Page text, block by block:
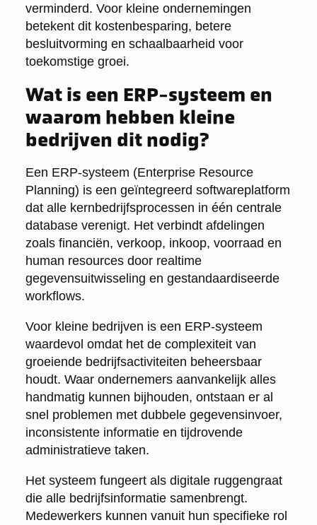
verminderd. Voor kleine ondernemingen
betekent dit kostenbesparing, betere
besluitvorming en schaalbaarheid voor
toekomstige groei.
Wat is een ERP-systeem en
waarom hebben kleine
bedrijven dit nodig?
Een ERP-systeem (Enterprise Resource
Planning) is een geïntegreerd softwareplatform
dat alle kernbedrijfsprocessen in één centrale
database verenigt. Het verbindt afdelingen
zoals financiën, verkoop, inkoop, voorraad en
human resources door realtime
gegevensuitwisseling en gestandaardiseerde
workflows.
Voor kleine bedrijven is een ERP-systeem
waardevol omdat het de complexiteit van
groeiende bedrijfsactiviteiten beheersbaar
houdt. Waar ondernemers aanvankelijk alles
handmatig kunnen bijhouden, ontstaan er al
snel problemen met dubbele gegevensinvoer,
inconsistente informatie en tijdrovende
administratieve taken.
Het systeem fungeert als digitale ruggengraat
die alle bedrijfsinformatie samenbrengt.
Medewerkers kunnen vanuit hun specifieke rol